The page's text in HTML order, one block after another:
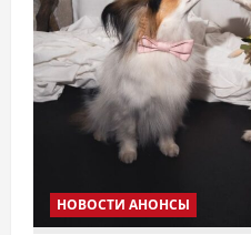
НОВОСТИ АНОНСЫ